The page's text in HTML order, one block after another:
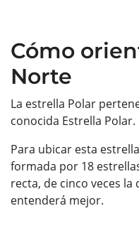
Cómo
Norte
La estrella Polar
conocida Estrella Polar.
Para ubicar esta
formada por 18
recta, de cinco veces
entenderá mejor.